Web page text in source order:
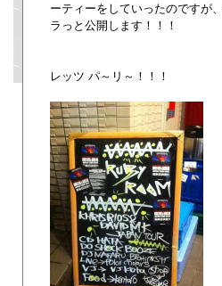
ーティーをしていったのですが
ラっと公開します！！！
レッツ パ～リ～！！！